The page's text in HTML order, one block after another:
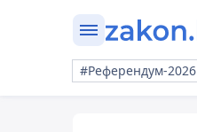
#Референдум-2026